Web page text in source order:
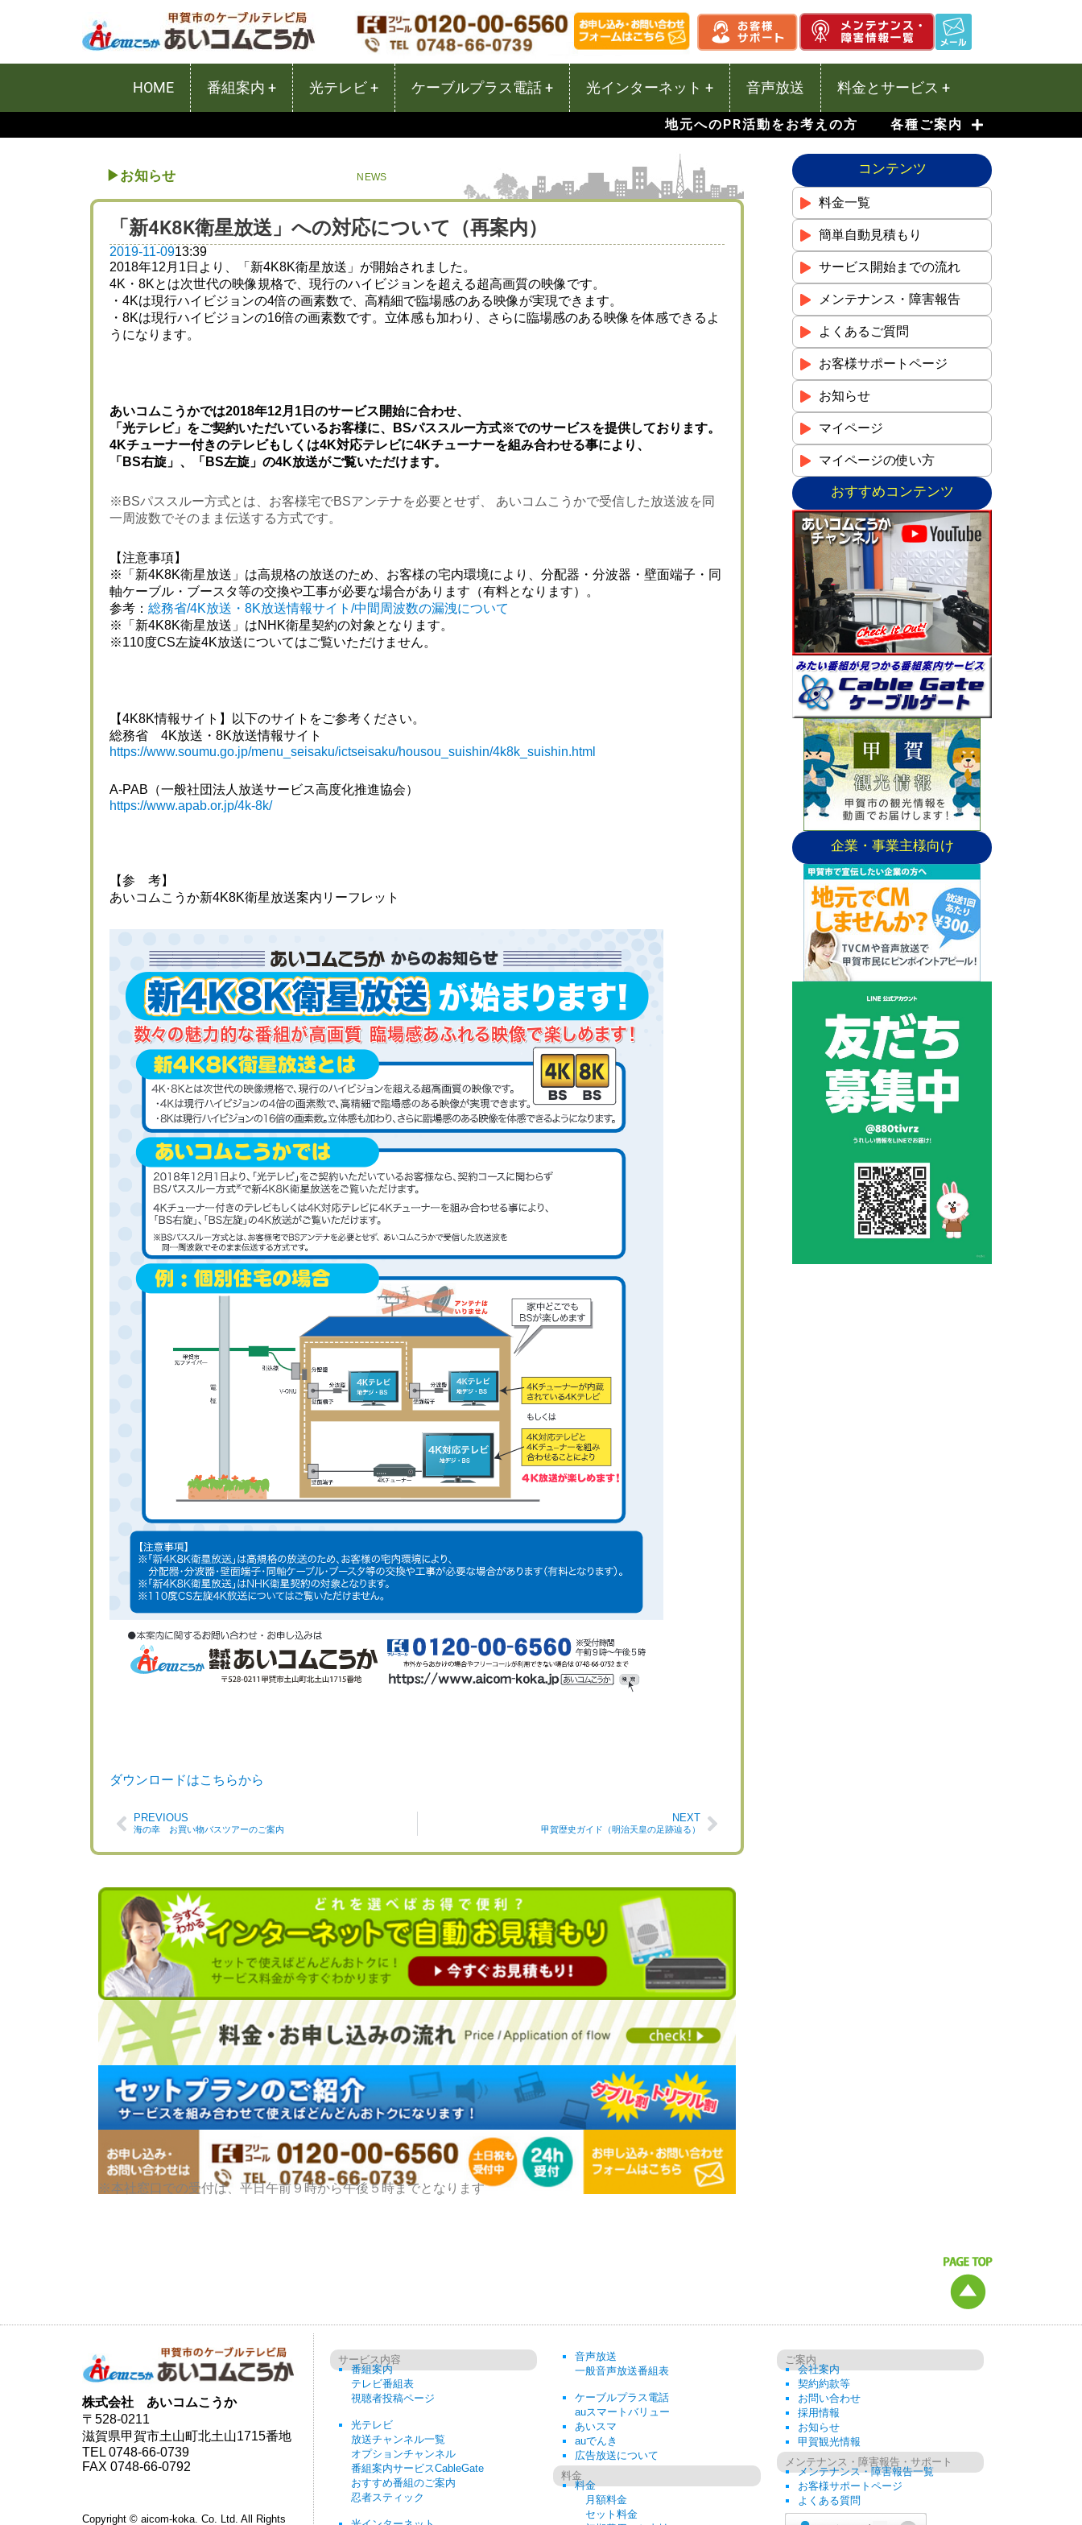
HOME 番組案内 + 光テレビ + ケーブルプラス電話 + 光インターネット + 音声放送 料金とサービス +
地元へのPR活動をお考えの方 各種ご案内
▶︎お知らせ NEWS
「新4K8K衛星放送」への対応について（再案内）
2019-11-0913:39
2018年12月1日より、「新4K8K衛星放送」が開始されました。
4K・8Kとは次世代の映像規格で、現行のハイビジョンを超える超高画質の映像です。
・4Kは現行ハイビジョンの4倍の画素数で、高精細で臨場感のある映像が実現できます。
・8Kは現行ハイビジョンの16倍の画素数です。立体感も加わり、さらに臨場感のある映像を体感できるよ
うになります。
あいコムこうかでは2018年12月1日のサービス開始に合わせ、
「光テレビ」をご契約いただいているお客様に、BSパススルー方式※でのサービスを提供しております。
4Kチューナー付きのテレビもしくは4K対応テレビに4Kチューナーを組み合わせる事により、
「BS右旋」、「BS左旋」の4K放送がご覧いただけます。
※BSパススルー方式とは、お客様宅でBSアンテナを必要とせず、 あいコムこうかで受信した放送波を同
一周波数でそのまま伝送する方式です。
【注意事項】
※「新4K8K衛星放送」は高規格の放送のため、お客様の宅内環境により、分配器・分波器・壁面端子・同
軸ケーブル・ブースタ等の交換や工事が必要な場合があります（有料となります）。
参考： 総務省/4K放送・8K放送情報サイト/中間周波数の漏洩について
※「新4K8K衛星放送」はNHK衛星契約の対象となります。
※110度CS左旋4K放送についてはご覧いただけません。
【4K8K情報サイト】以下のサイトをご参考ください。
総務省 4K放送・8K放送情報サイト
https://www.soumu.go.jp/menu_seisaku/ictseisaku/housou_suishin/4k8k_suishin.html
A-PAB（一般社団法人放送サービス高度化推進協会）
https://www.apab.or.jp/4k-8k/
【参 考】
あいコムこうか新4K8K衛星放送案内リーフレット
ダウンロードはこちらから
PREVIOUS
海の幸 お買い物バスツアーのご案内
NEXT
甲賀歴史ガイド（明治天皇の足跡辿る）
※本社窓口での受付は、平日午前９時から午後５時までとなります
コンテンツ
料金一覧
簡単自動見積もり
サービス開始までの流れ
メンテナンス・障害報告
よくあるご質問
お客様サポートページ
お知らせ
マイページ
マイページの使い方
おすすめコンテンツ
企業・事業主様向け
株式会社 あいコムこうか
〒528-0211
滋賀県甲賀市土山町北土山1715番地
TEL 0748-66-0739
FAX 0748-66-0792
Copyright © aicom-koka. Co. Ltd. All Rights
サービス内容
番組案内
テレビ番組表
視聴者投稿ページ
光テレビ
放送チャンネル一覧
オプションチャンネル
番組案内サービスCableGate
おすすめ番組のご案内
忍者スティック
音声放送
一般音声放送番組表
ケーブルプラス電話
auスマートバリュー
あいスマ
auでんき
広告放送について
料金
料金
月額料金
セット料金
ご案内
会社案内
契約約款等
お問い合わせ
採用情報
お知らせ
甲賀観光情報
メンテナンス・障害報告・サポート
メンテナンス・障害報告一覧
お客様サポートページ
よくある質問